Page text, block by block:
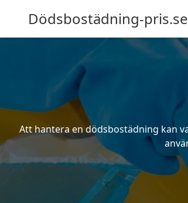
Dödsbostädning-pris.se
Att hantera en dödsbostädning kan